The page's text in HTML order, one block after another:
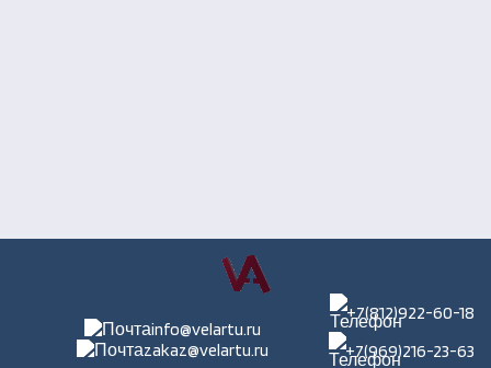
info@velartu.ru
zakaz@velartu.ru
+7(812)922-60-18
+7(969)216-23-63